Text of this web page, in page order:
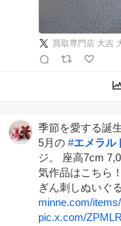
買取専門店 大吉
季節を愛する誕
5月の #エメラル
ジ。 座高7cm
気作品はこちら
ぎん刺しぬいぐ
minne.com/
pic.x.com/